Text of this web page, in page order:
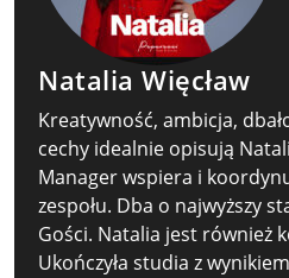
Natalia Więcław
Kreatywność, ambicja,
cechy idealnie opisują
Manager wspiera i
zespołu. Dba o najwyższy
Gości. Natalia jest również
Ukończyła studia z